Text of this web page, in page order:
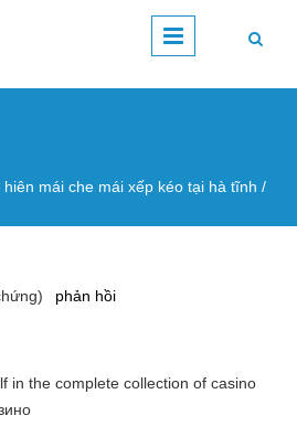
mái che mái xếp kéo tại hà tĩnh /
phản hồi
in the complete collection of casino